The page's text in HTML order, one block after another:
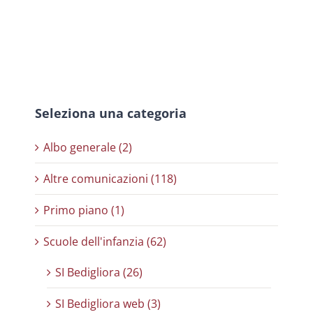
Seleziona una categoria
Albo generale (2)
Altre comunicazioni (118)
Primo piano (1)
Scuole dell'infanzia (62)
SI Bedigliora (26)
SI Bedigliora web (3)